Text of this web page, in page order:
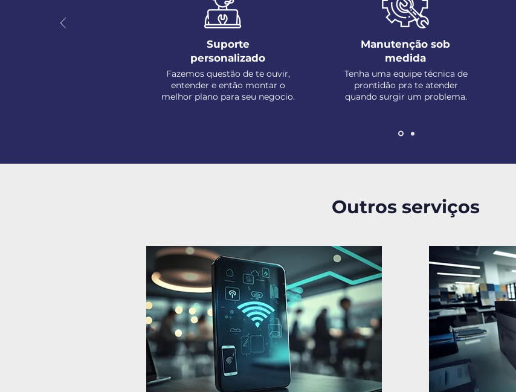
Suporte
personalizado
Fazemos questão de te ouvir,
entender e então montar o
melhor plano para seu negocio.
Manutenção sob
medida
Tenha uma equipe técnica de
prontidão pra te atender
quando surgir um problema.
Outros serviços